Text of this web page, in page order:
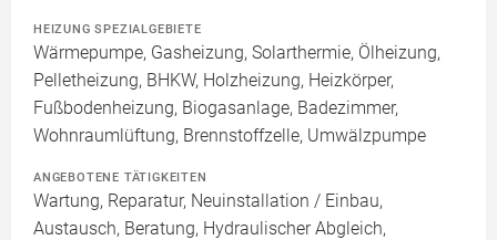
HEIZUNG SPEZIALGEBIETE
Wärmepumpe, Gasheizung, Solarthermie, Ölheizung,
Pelletheizung, BHKW, Holzheizung, Heizkörper,
Fußbodenheizung, Biogasanlage, Badezimmer,
Wohnraumlüftung, Brennstoffzelle, Umwälzpumpe
ANGEBOTENE TÄTIGKEITEN
Wartung, Reparatur, Neuinstallation / Einbau,
Austausch, Beratung, Hydraulischer Abgleich,